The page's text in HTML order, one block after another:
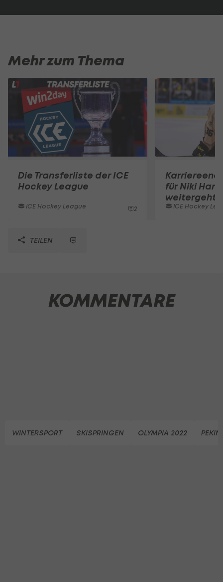
Mehr zum Thema
Die Transferliste der ICE
Hockey League
ICE Hockey League 2
für Niki Hartl
weitergeht
ICE Hockey
TEILEN
KOMMENTARE
WINTERSPORT SKISPRINGEN OLYMPIA 2022